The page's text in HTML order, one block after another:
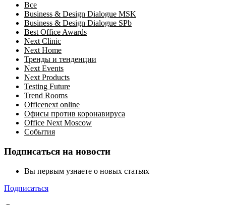
Все
Business & Design Dialogue MSK
Business & Design Dialogue SPb
Best Office Awards
Next Clinic
Next Home
Тренды и тенденции
Next Events
Next Products
Testing Future
Trend Rooms
Officenext online
Офисы против коронавируса
Office Next Moscow
События
Подписаться на новости
Вы первым узнаете о новых статьях
Подписаться